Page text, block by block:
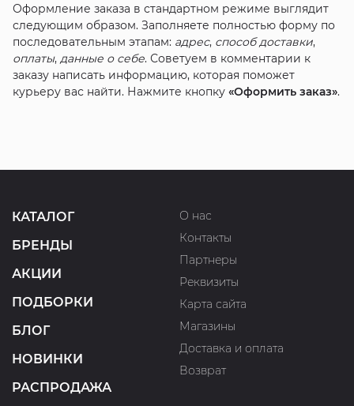
Оформление заказа в стандартном режиме выглядит
следующим образом. Заполняете полностью форму по
последовательным этапам: адрес, способ доставки,
оплаты, данные о себе. Советуем в комментарии к
заказу написать информацию, которая поможет
курьеру вас найти. Нажмите кнопку «Оформить заказ».
КАТАЛОГ
БРЕНДЫ
АКЦИИ
ПОДБОРКИ
БЛОГ
НОВИНКИ
РАСПРОДАЖА
О нас
Контакты
Партнеры
Реквизиты
Карта сайта
Магазины
Доставка и оплата
Возврат